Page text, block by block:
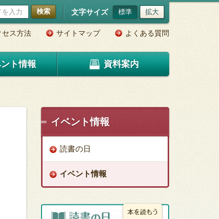
検索 文字サイズ 標準 拡大
セス方法 サイトマップ よくある質問
ト情報 資料案内
イベント情報
読書の日
イベント情報